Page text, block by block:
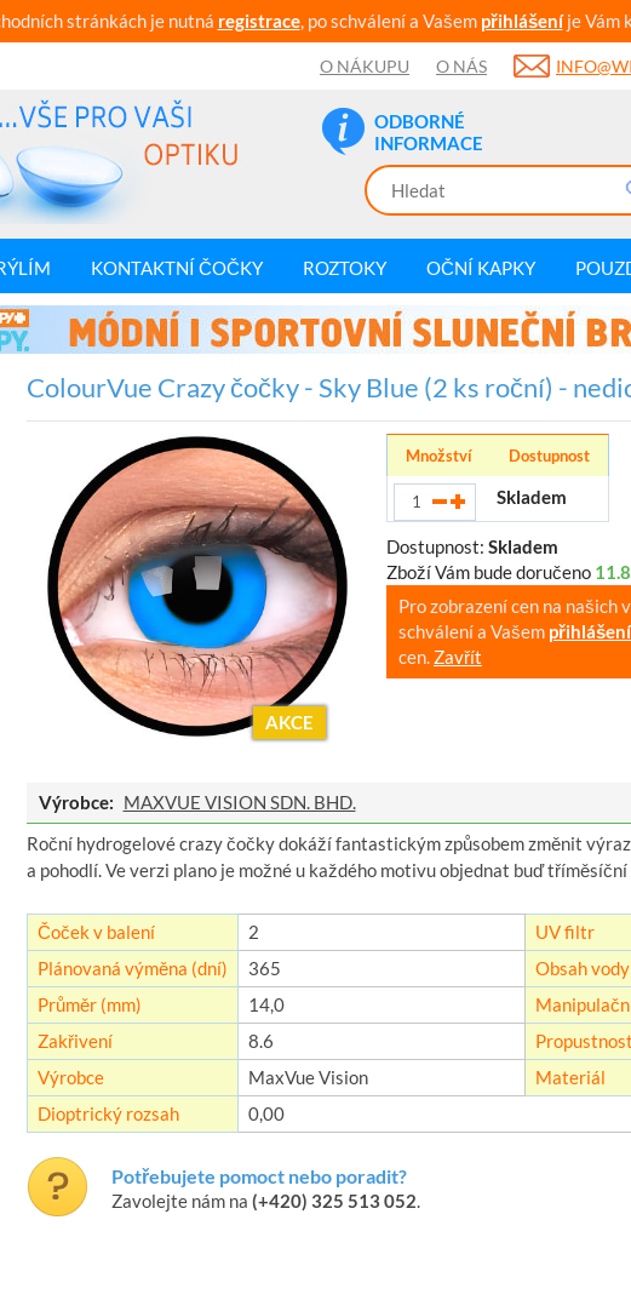
stránkách je nutná registrace, po schválení a Vašem přihlášeníje Vám
O NÁKUPU O NÁS
ODBORNÉ
INFORMACE
KONTAKTNÍ ČOČKY ROZTOKY OČNÍ KAPKY
ColourVue Crazy čočky - Sky Blue (2 ks roční) -
AKCE
Množství Dostupnost
Skladem
Dostupnost: Skladem
Zboží Vám bude doručeno
Pro zobrazení cen na našich
schválení a Vašem přihlášení
cen. Zavřít
Výrobce: MAXVUE VISION SDN. BHD.
Roční hydrogelové crazy čočky dokáží fantastickým způsobem změnit
a pohodlí. Ve verzi plano je možné u každého motivu objednat buď
Čoček v balení 2 UV filtr
Plánovaná výměna (dní)
365 Obsah
Průměr (mm)
14,0
Zakřivení
8.6
Výrobce
MaxVue Vision Materiál
Dioptrický rozsah
0,00
Potřebujete pomoct nebo poradit?
Zavolejte nám na (+420) 325 513 052.